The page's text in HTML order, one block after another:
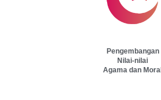
Pengembangan
Nilai-nilai
Agama dan Moral